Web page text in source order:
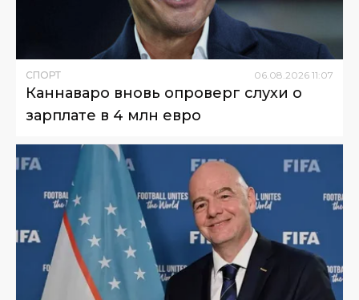
СПОРТ 06 08 2026 11:07
Каннаваро вновь опроверг слухи о
зарплате в 4 млн евро